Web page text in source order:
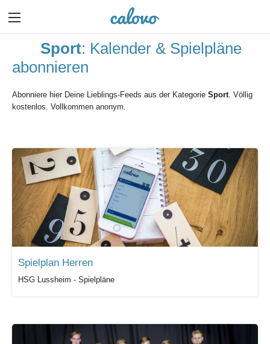
Sport: Kalender & Spielpläne
abonnieren
Abonniere hier Deine Lieblings-Feeds aus der Kategorie Sport . Völlig
kostenlos. Vollkommen anonym.
Spielplan Herren
HSG Lussheim - Spielpläne